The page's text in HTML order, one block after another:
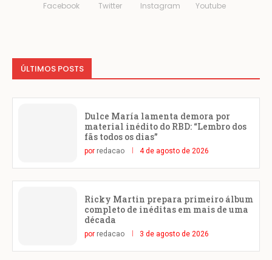
Facebook Twitter Instagram Youtube
ÚLTIMOS POSTS
Dulce María lamenta demora por
material inédito do RBD: “Lembro dos
fãs todos os dias”
por redacao 4 de agosto de 2026
Ricky Martin prepara primeiro álbum
completo de inéditas em mais de uma
década
por redacao 3 de agosto de 2026